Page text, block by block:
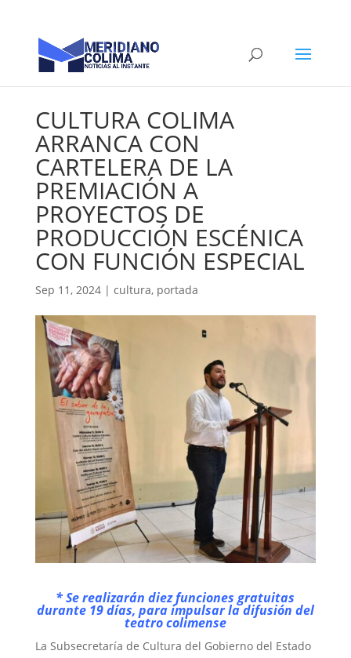
CULTURA COLIMA
ARRANCA CON
CARTELERA DE LA
PREMIACIÓN A
PROYECTOS DE
PRODUCCIÓN ESCÉNICA
CON FUNCIÓN ESPECIAL
Sep 11, 2024| cultura, portada
* Se realizarán diez funciones gratuitas
durante 19 días, para impulsar la difusión del
teatro colimense
La Subsecretaría de Cultura del Gobierno del Estado